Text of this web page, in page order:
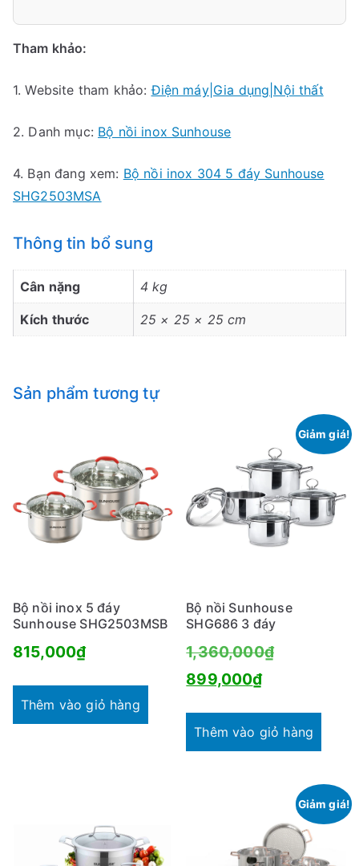
Tham khảo:
1. Website tham khảo:Điện máy|Gia dụng|Nội thất
2. Danh mục: Bộ nồi inox Sunhouse
4. Bạn đang xem: Bộ nồi inox 304 5 đáy Sunhouse
SHG2503MSA
Thông tin bổ sung
Cân nặng 4 kg
Kích thước 25 × 25 × 25 cm
Sản phẩm tương tự
Bộ nồi inox 5 đáy
Sunhouse SHG2503MSB
815,000₫
Thêm vào giỏ hàng
Giảm giá!
Bộ nồi Sunhouse
SHG686 3 đáy
1,360,000₫Giá
899,000₫Giá
tại
899,000₫.
Thêm vào giỏ hàng
Giảm giá!